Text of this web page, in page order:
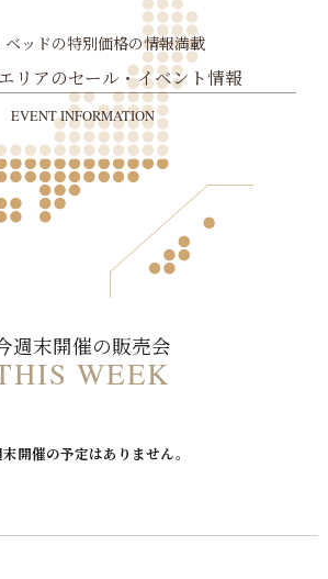
エリアのセール・イベント情報
ベッドの特別価格の情報満載
EVENT INFORMATION
週末開催の販売会
WEEK
開催の予定はありません。